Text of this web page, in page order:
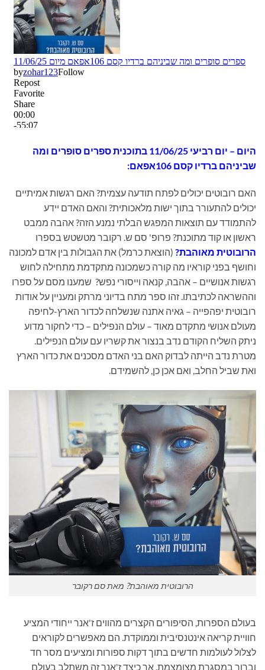
היום – יום רביעי 11/06/25 בתוכנית
ספרים סופרים ומה
שביניהם ברדיו קסם 106אפאם:
האם רובוטים יכולים לפתח תודעה עצמית? האם רגשות אמיתיים
יכולים להתעורר בתוך ישות מלאכותית? והאם האדם יידע
להתמודד עם תוצאות המפגש הבלתי נמנע הזה? אהבה ממבט
ראשון או קוד מתוכנת? פרופ' סם ש. רקובר מטשטש בספרו
הרובוטית מאוהבת? (הוצאת כרמל) את הגבולות בין אדם למכונה
וחושף בפני קוראיו מה קורה כשמכונה מתקדמת מתחילה לחוש
רגשות אנושיים – אהבה, קנאה וייסורי נפש? שמענו מסם על ספרו
וההשראה לכתיבתו. זהו ספר מתח בדיוני מרתק ומעניין על אודות
רובוטית יפהפייה – גאיה אתנה שנשלחה לכדור הארץ-לחיפה
מעולם אנושי מתקדם מאוד – עולם הנפילים – כדי לחקור מדוע
ניתק השליח הקודם נדב בנצור את קשריו עם עולם הנפילים.
מטרת נדב הייתה לבדוק האם בני האדם מסכנים את כדור הארץ
ואת שביל החלב, ואם אכן כן, להשמידם.
הרובוטית מאוהבת? מאת סם רקובר
בעולם הספרות, הסיפורים הקצרים מהווים ז'אנר ייחודי המציע
חוויית קריאה אינטנסיבית וממוקדת. הם מאפשרים לקוראים
לצלול לעולמות חדשים בתוך דקות ספורות ומציעים מסר חד
וברור במסגרת מצומצמת. אך כיצד ז'אנר זה משתלב בעולם